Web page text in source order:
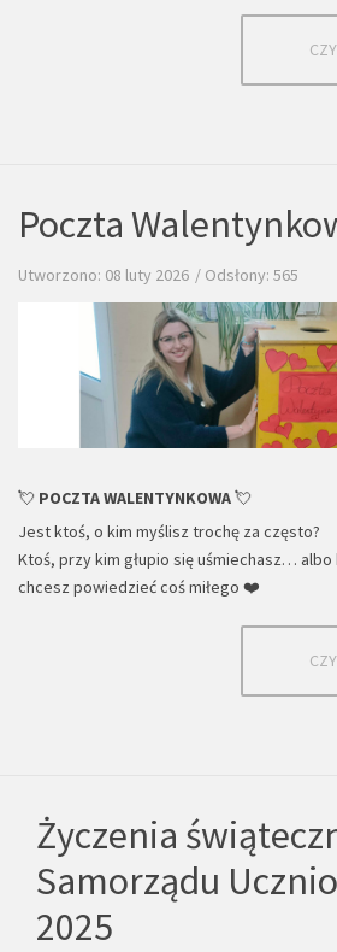
Poczta
Utworzono: 08 luty 2026 Odsłony: 565
💘 POCZTA WALENTYNKOWA💘
Jest ktoś, o kim myślisz trochę za często?
Ktoś, przy kim głupio się uśmiechasz…
chcesz powiedzieć coś miłego ❤️
Życzenia
Samorządu
2025